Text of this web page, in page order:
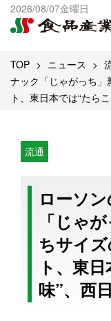
2026/08/07金曜日
出版物一覧へ
試読・購読申し込み
TOP ニュース
ナック「じゃがっち
ト、東日本では“たら
流通
ローソ
「じゃ
ちサイ
ト、東
味”、西